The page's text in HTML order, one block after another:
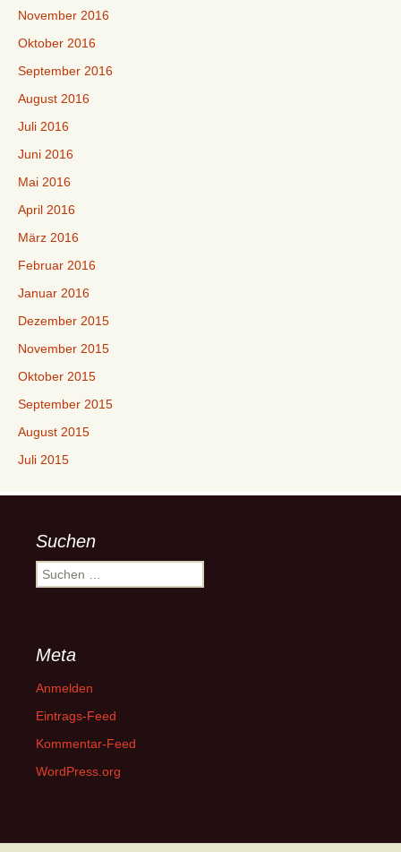
November 2016
Oktober 2016
September 2016
August 2016
Juli 2016
Juni 2016
Mai 2016
April 2016
März 2016
Februar 2016
Januar 2016
Dezember 2015
November 2015
Oktober 2015
September 2015
August 2015
Juli 2015
Suchen
Suchen
nach:
Meta
Anmelden
Eintrags-Feed
Kommentar-Feed
WordPress.org